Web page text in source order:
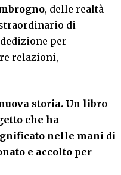
, delle realtà
di
per
relazioni,
storia. Un libro
che ha
nelle mani di
e accolto per